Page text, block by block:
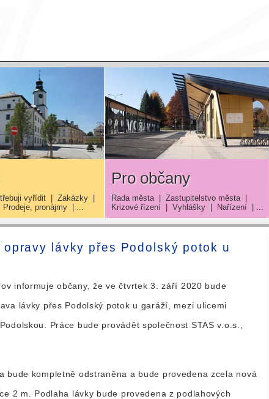
vyřídit| Zakázky|
Prodeje, pronájmy| ...
Pro občany
Rada města | Zastupitelstvo města |
Krizové řízení | Vyhlášky | Nařízení | ...
lávky přes Podolský potok u
informuje občany, že ve čtvrtek 3. září 2020 bude
lávky přes Podolský potok u garáží, mezi ulicemi
Práce bude provádět společnost STAS v.o.s.,
bude kompletně odstraněna a bude provedena zcela nová
2 m. Podlaha lávky bude provedena z podlahových